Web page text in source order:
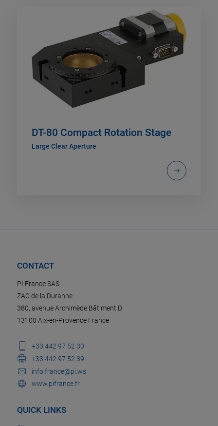
DT-80 Compact Rotation Stage
Large Clear Aperture
CONTACT
PI France SAS
ZAC de la Duranne
380, avenue Archimède Bâtiment D
13100 Aix-en-Provence France
+33 442 97 52 30
+33 442 97 52 39
info.france@pi.ws
www.pifrance.fr
QUICK LINKS